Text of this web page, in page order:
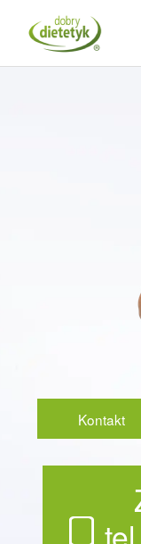
Kontakt